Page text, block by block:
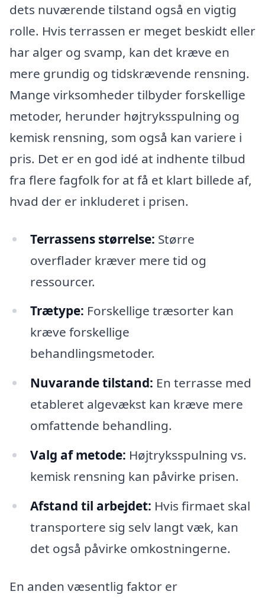
dets nuværende tilstand også en vigtig
rolle. Hvis terrassen er meget beskidt eller
har alger og svamp, kan det kræve en
mere grundig og tidskrævende rensning.
Mange virksomheder tilbyder forskellige
metoder, herunder højtryksspulning og
kemisk rensning, som også kan variere i
pris. Det er en god idé at indhente tilbud
fra flere fagfolk for at få et klart billede af,
hvad der er inkluderet i prisen.
Terrassens størrelse: Større
overflader kræver mere tid og
ressourcer.
Trætype: Forskellige træsorter kan
kræve forskellige
behandlingsmetoder.
Nuvarande tilstand: En terrasse med
etableret algevækst kan kræve mere
omfattende behandling.
Valg af metode: Højtryksspulning vs.
kemisk rensning kan påvirke prisen.
Afstand til arbejdet: Hvis firmaet skal
transportere sig selv langt væk, kan
det også påvirke omkostningerne.
En anden væsentlig faktor er